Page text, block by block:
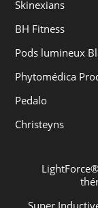
Skinexians
BH Fitness
Pods lumineux
Phytomédica
Pedalo
Christeyns
Super